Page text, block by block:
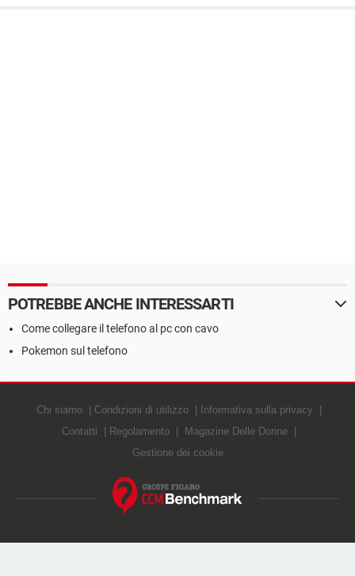
POTREBBE ANCHE INTERESSARTI
Come collegare il telefono al pc con cavo
Pokemon sul telefono
Chi siamo Condizioni di utilizzo
Informativa sulla privacy
Contatti
Regolamento
Magazine Delle Donne
Gestione dei cookie